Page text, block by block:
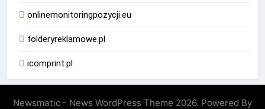
onlinemonitoringpozycji.eu
folderyreklamowe.pl
icomprint.pl
Newsmatic - News WordPress Theme 2026. Powered By